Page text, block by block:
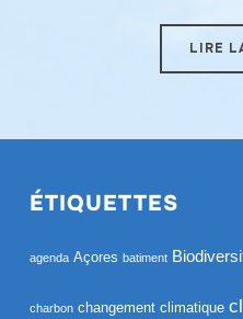
LIRE
ÉTIQUETTES
agenda Açores batiment
charbon changement climatique